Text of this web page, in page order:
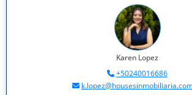
Karen Lopez
+50240016686